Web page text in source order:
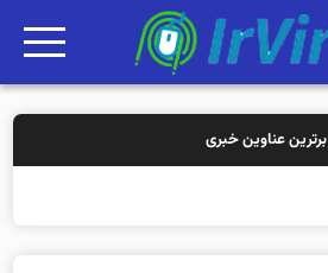
برترین عناوین خبری